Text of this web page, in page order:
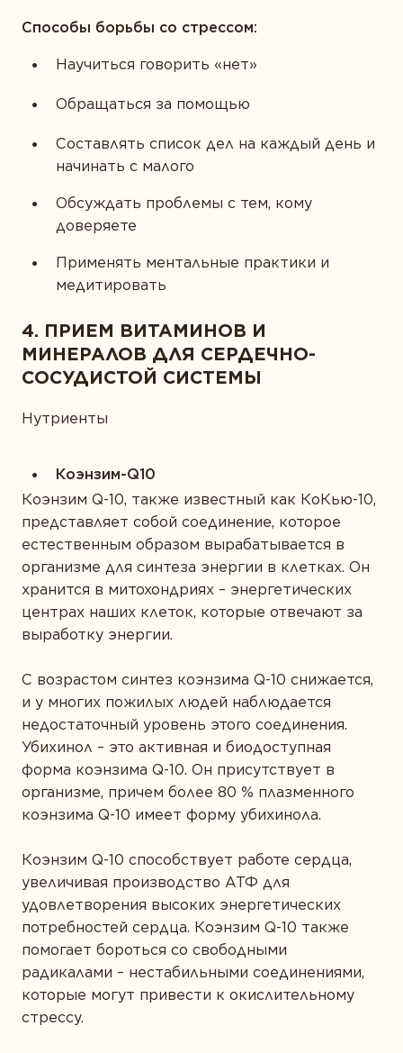
Способы борьбы со стрессом:
Научиться говорить «нет»
Обращаться за помощью
Составлять список дел на каждый день и
начинать с малого
Обсуждать проблемы с тем, кому
доверяете
Применять ментальные практики и
медитировать
4. ПРИЕМ ВИТАМИНОВ И
МИНЕРАЛОВ ДЛЯ СЕРДЕЧНО-
СОСУДИСТОЙ СИСТЕМЫ
Нутриенты
Коэнзим-Q10
Коэнзим Q-10, также известный как КоКью-10,
представляет собой соединение, которое
естественным образом вырабатывается в
организме для синтеза энергии в клетках. Он
хранится в митохондриях – энергетических
центрах наших клеток, которые отвечают за
выработку энергии.
С возрастом синтез коэнзима Q-10 снижается,
и у многих пожилых людей наблюдается
недостаточный уровень этого соединения.
Убихинол – это активная и биодоступная
форма коэнзима Q-10. Он присутствует в
организме, причем более 80 % плазменного
коэнзима Q-10 имеет форму убихинола.
Коэнзим Q-10 способствует работе сердца,
увеличивая производство АТФ для
удовлетворения высоких энергетических
потребностей сердца. Коэнзим Q-10 также
помогает бороться со свободными
радикалами – нестабильными соединениями,
которые могут привести к окислительному
стрессу.